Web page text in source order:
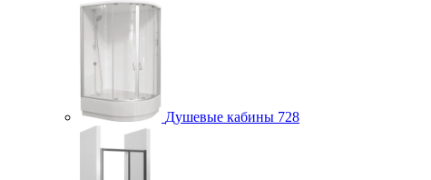
Душевые кабины 728